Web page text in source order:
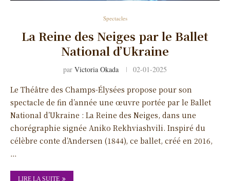
Spectacles
La Reine des Neiges par le Ballet
National d’Ukraine
par Victoria Okada 02-01-2025
Le Théâtre des Champs-Élysées propose pour son
spectacle de fin d’année une œuvre portée par le Ballet
National d’Ukraine : La Reine des Neiges, dans une
chorégraphie signée Aniko Rekhviashvili. Inspiré du
célèbre conte d’Andersen (1844), ce ballet, créé en 2016,
…
LIRE LA SUITE